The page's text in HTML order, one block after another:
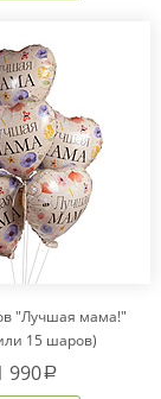
"Лучшая мама!"
15 шаров)
990a